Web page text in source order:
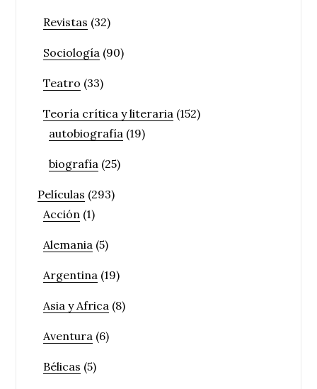
Revistas (32)
Sociología (90)
Teatro (33)
Teoría crítica y literaria (152)
autobiografía (19)
biografía (25)
Películas (293)
Acción (1)
Alemania (5)
Argentina (19)
Asia y Africa (8)
Aventura (6)
Bélicas (5)